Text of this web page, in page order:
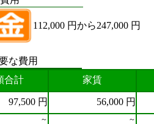
112,000 円から247,000 円
な費用
合計
家賃
97,500 円 56,000 円
～ ～